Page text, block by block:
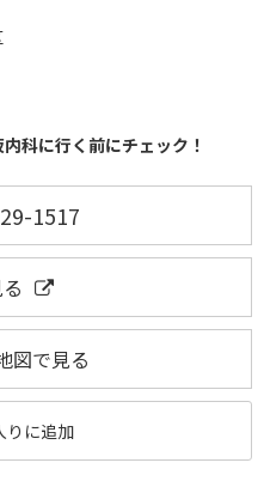
に行く前にチェック！
1517
図で見る
りに追加